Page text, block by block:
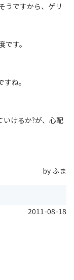
うですから、ゲリ
す。
ね。
けるか?が、心配
by ふま
2011-08-18